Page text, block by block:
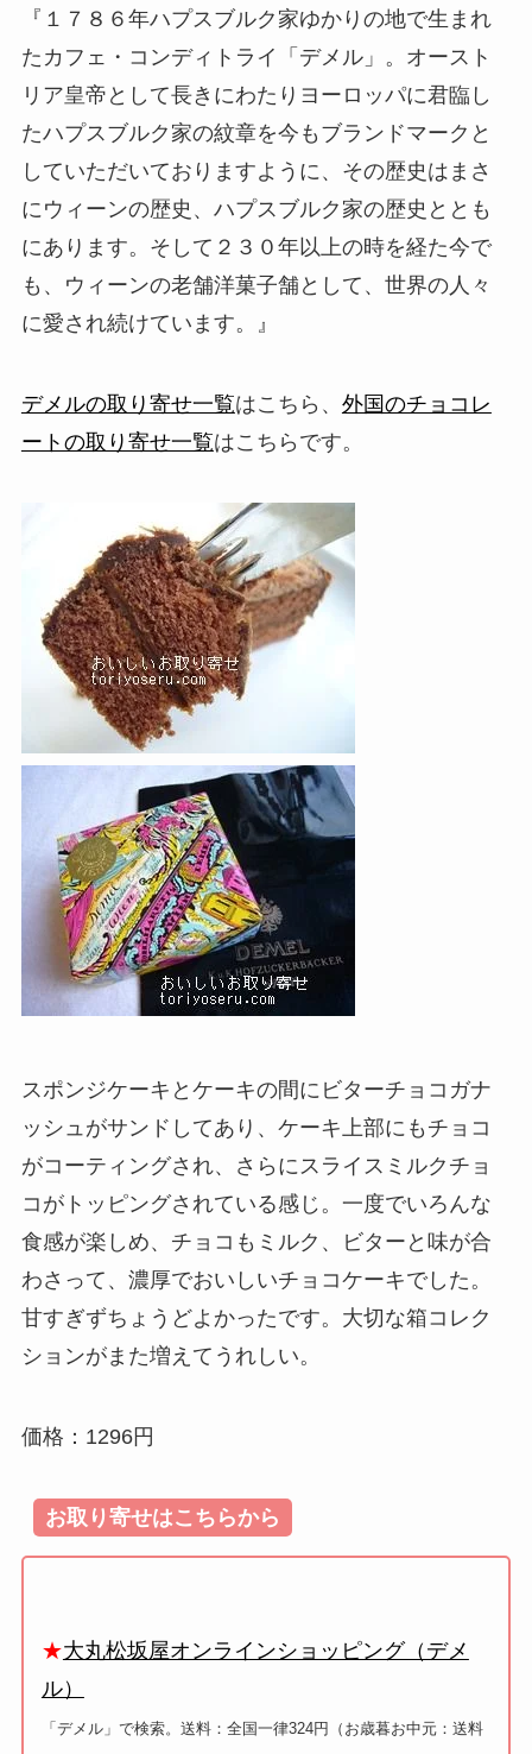
『１７８６年ハプスブルク家ゆかりの地で生まれ
たカフェ・コンディトライ「デメル」。オースト
リア皇帝として長きにわたりヨーロッパに君臨し
たハプスブルク家の紋章を今もブランドマークと
していただいておりますように、その歴史はまさ
にウィーンの歴史、ハプスブルク家の歴史ととも
にあります。そして２３０年以上の時を経た今で
も、ウィーンの老舗洋菓子舗として、世界の人々
に愛され続けています。』
デメルの取り寄せ一覧はこちら、 外国のチョコレ
ートの取り寄せ一覧はこちらです。
スポンジケーキとケーキの間にビターチョコガナ
ッシュがサンドしてあり、ケーキ上部にもチョコ
がコーティングされ、さらにスライスミルクチョ
コがトッピングされている感じ。一度でいろんな
食感が楽しめ、チョコもミルク、ビターと味が合
わさって、濃厚でおいしいチョコケーキでした。
甘すぎずちょうどよかったです。大切な箱コレク
ションがまた増えてうれしい。
価格：1296円
お取り寄せはこちらから
★大丸松坂屋オンラインショッピング（デメ
ル）
「デメル」で検索。送料：全国一律324円（お歳暮お中元：送料